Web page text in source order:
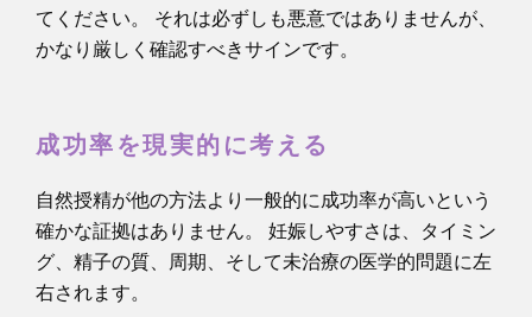
てください。 それは必ずしも悪意ではありませんが、
かなり厳しく確認すべきサインです。
成功率を現実的に考える
自然授精が他の方法より一般的に成功率が高いという
確かな証拠はありません。 妊娠しやすさは、タイミン
グ、精子の質、周期、そして未治療の医学的問題に左
右されます。